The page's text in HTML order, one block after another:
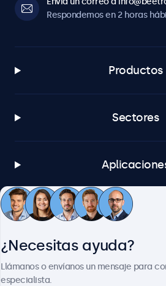
1x
1x
USB-A
2x
SDI salida
1x
Tamaño (sin soporte)
511 x 479 x 43 mm
Respondemos en 2 horas
Productos
Sectores
Atención al
¿Necesitas ayuda?
Llámanos o envíanos un mensaje para
especialista.